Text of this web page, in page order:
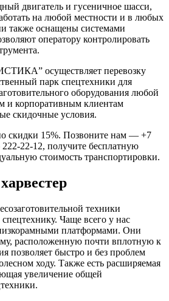
двигатель и гусеничное шасси,
на любой местности и в любых
также оснащены системами
оператору контролировать
осуществляет перевозку
парк спецтехники для
оборудования любой
и корпоративным клиентам
скидочные условия.
скидки 15%. Позвоните нам — +7
22-12, получите бесплатную
стоимость транспортировки.
техники
Чаще всего у нас
платформами. Они
расположенную почти вплотную к
позволяет быстро и без проблем
ходу. Также есть расширяемая
увеличение общей